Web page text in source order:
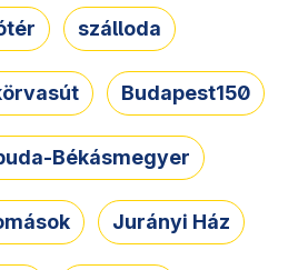
szálloda
Budapest150
Békásmegyer
Jurányi Ház